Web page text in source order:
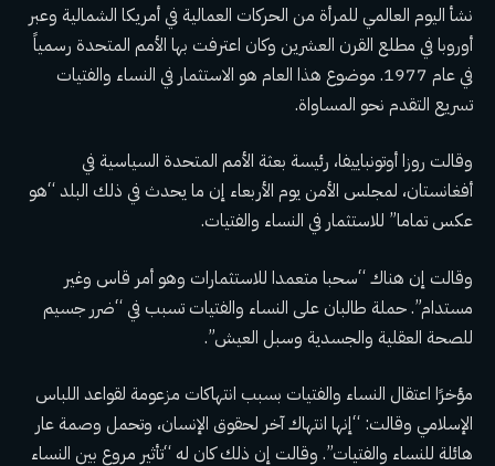
نشأ اليوم العالمي للمرأة من الحركات العمالية في أمريكا الشمالية وعبر
أوروبا في مطلع القرن العشرين وكان اعترفت بها الأمم المتحدة رسمياً
في عام 1977
. موضوع هذا العام هو الاستثمار في النساء والفتيات
تسريع التقدم نحو المساواة.
وقالت روزا أوتونباييفا، رئيسة بعثة الأمم المتحدة السياسية في
أفغانستان، لمجلس الأمن يوم الأربعاء إن ما يحدث في ذلك البلد “هو
عكس تماما” للاستثمار في النساء والفتيات.
وقالت إن هناك “سحبا متعمدا للاستثمارات وهو أمر قاس وغير
مستدام”.حملة طالبان على النساء والفتيات تسبب في “ضرر جسيم
للصحة العقلية والجسدية وسبل العيش”.
مؤخرًا اعتقال النساء والفتيات بسبب انتهاكات مزعومة لقواعد اللباس
الإسلامي وقالت: “إنها انتهاك آخر لحقوق الإنسان، وتحمل وصمة عار
هائلة للنساء والفتيات”. وقالت إن ذلك كان له “تأثير مروع بين النساء